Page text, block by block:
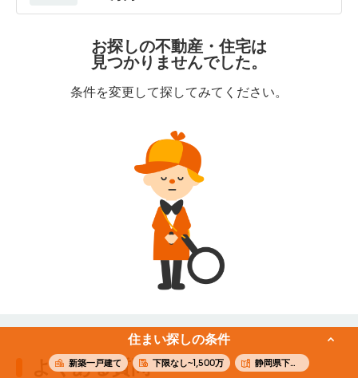
住まい探しの条件
新築一戸建て 下限なし~1,500万 静岡県下田市蓮台寺
お探しの不動産・住宅は
見つかりませんでした。
条件を変更して探してみてください。
よくある質問